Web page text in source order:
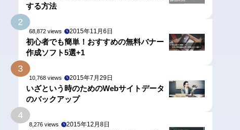
する方法
2
68,872 views 2015年11月6日
初心者でも簡単！おすすめの無料バナー
作成ソフト5選+1
3
10,768 views 2015年7月29日
いざという時のためのWebサイトデータ
のバックアップ
4
8,276 views 2015年12月8日